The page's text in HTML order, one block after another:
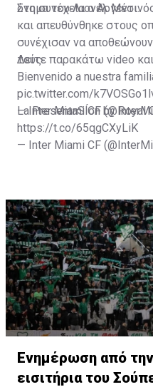
όνομα του Λιονέλ Μέσι.
Στη συνέχεια ο
και απευθύνθηκε στους
συνέχισαν να
τους.
Δείτε παρακάτω video
Bienvenido a nuestra
pic.twitter.com/
— Inter Miami CF
La PresentaSÍon by Royal
https://t.co/65qgCXyLiK
— Inter Miami CF
Ενημέρωση από την
εισιτήρια του